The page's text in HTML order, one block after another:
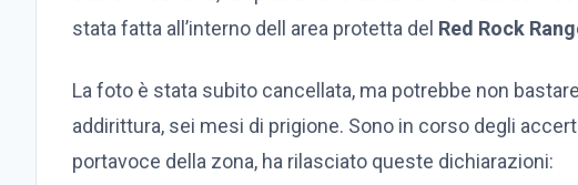
stata fatta all’interno dell area protetta del Red Rock
La foto è stata subito cancellata, ma potrebbe non
addirittura, sei mesi di prigione. Sono in corso degli
portavoce della zona, ha rilasciato queste dichiarazioni: